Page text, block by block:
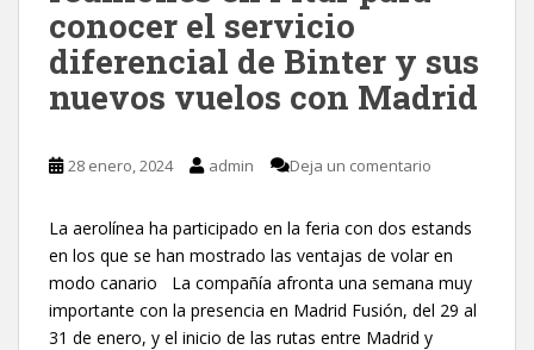
conocer el servicio
diferencial de Binter y sus
nuevos vuelos con Madrid
28 enero, 2024 admin Deja un comentario
La aerolínea ha participado en la feria con dos estands
en los que se han mostrado las ventajas de volar en
modo canario La compañía afronta una semana muy
importante con la presencia en Madrid Fusión, del 29 al
31 de enero, y el inicio de las rutas entre Madrid y